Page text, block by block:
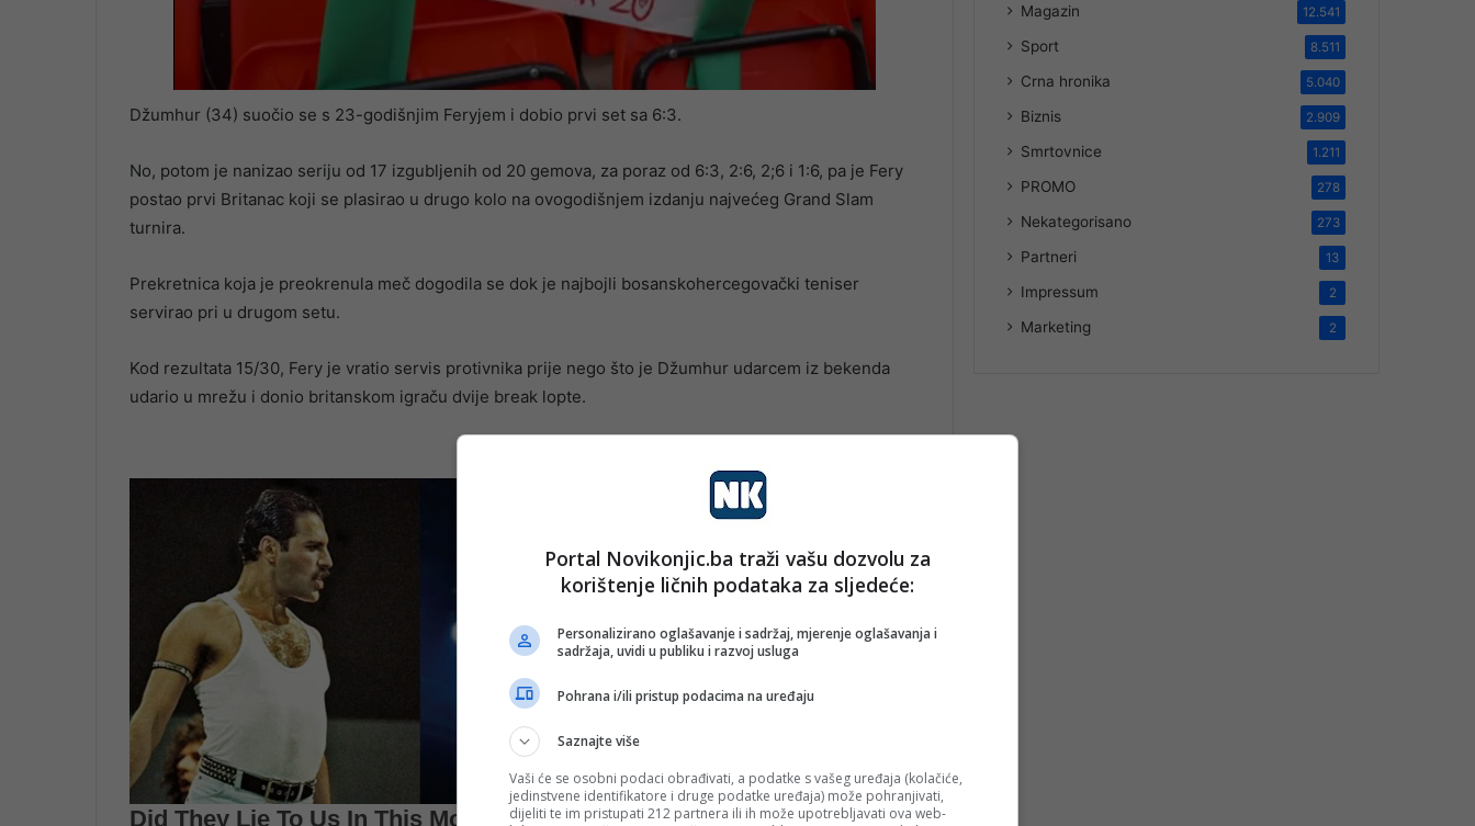
Džumhur (34) suočio se s 23-godišnjim Feryjem i dobio prvi set sa 6:3.
No, potom je nanizao seriju od 17 izgubljenih od 20 gemova, za poraz od 6:3, 2:6, 2;6 i 1:6, pa je Fery
postao prvi Britanac koji se plasirao u drugo kolo na ovogodišnjem izdanju najvećeg Grand Slam
turnira.
Prekretnica koja je preokrenula meč dogodila se dok je najbojli bosanskohercegovački teniser
servirao pri u drugom setu.
Kod rezultata 15/30, Fery je vratio servis protivnika prije nego što je Džumhur udarcem iz bekenda
udario u mrežu i donio britanskom igraču dvije break lopte.
Magazin 12.541
Sport 8.511
Crna hronika 5.040
Biznis 2.909
Smrtovnice 1.211
PROMO 278
Nekategorisano 273
Partneri 13
Impressum 2
Marketing 2
Portal Novikonjic.ba traži vašu dozvolu za
korištenje ličnih podataka za sljedeće:
Personalizirano oglašavanje i sadržaj, mjerenje oglašavanja i
sadržaja, uvidi u publiku i razvoj usluga
Pohrana i/ili pristup podacima na uređaju
Saznajte više
Vaši će se osobni podaci obrađivati, a podatke s vašeg uređaja (kolačiće,
jedinstvene identifikatore i druge podatke uređaja) može pohranjivati,
dijeliti te im pristupati 212 partnera ili ih može upotrebljavati ova web-